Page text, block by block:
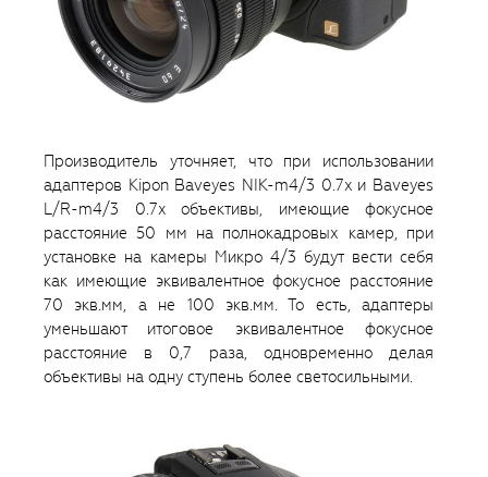
Производитель уточняет, что при использовании
адаптеров Kipon Baveyes NIK-m4/3 0.7x и Baveyes
L/R-m4/3 0.7x объективы, имеющие фокусное
расстояние 50 мм на полнокадровых камер, при
установке на камеры Микро 4/3 будут вести себя
как имеющие эквивалентное фокусное расстояние
70 экв.мм, а не 100 экв.мм. То есть, адаптеры
уменьшают итоговое эквивалентное фокусное
расстояние в 0,7 раза, одновременно делая
объективы на одну ступень более светосильными.